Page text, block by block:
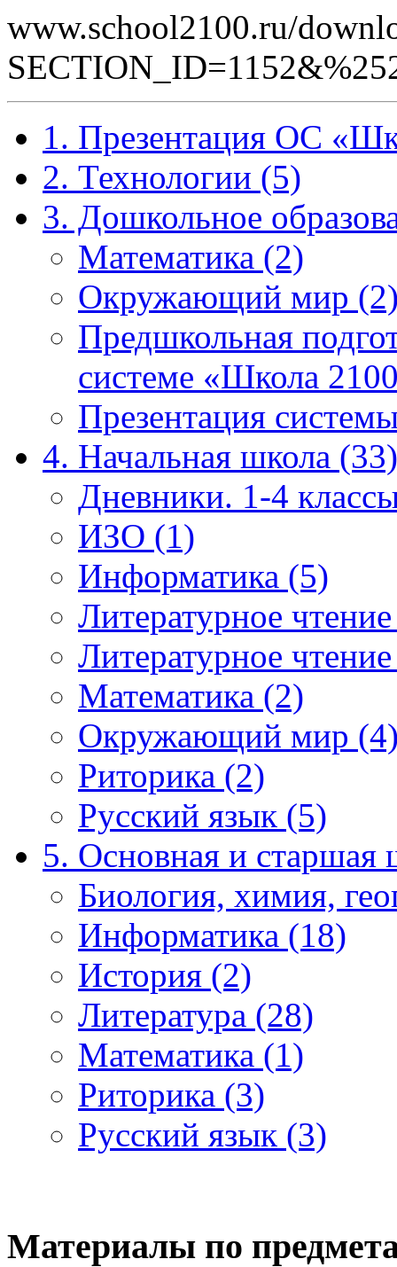
www.school2100.ru/
1. Презентация ОС
2. Технологии (5)
3. Дошкольное
Математика (2)
Окружающий мир
Предшкольная
системе «Школа
Презентация
4. Начальная школа (33)
Дневники. 1-4
ИЗО (1)
Информатика (5)
Литературное
Литературное
Математика (2)
Окружающий мир
Риторика (2)
Русский язык (5)
5. Основная и старшая
Биология, химия,
Информатика (18)
История (2)
Литература (28)
Математика (1)
Риторика (3)
Русский язык (3)
Материалы по